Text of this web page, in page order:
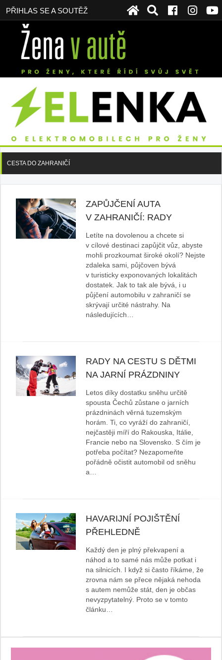
PŘIHLAS SE A SOUTĚŽ
CESTA DO ZAHRANIČÍ
ZAPŮJČENÍ AUTA
V ZAHRANIČÍ: RADY
Letíte na dovolenou a chcete si
v cílové destinaci zapůjčit vůz, abyste
mohli prozkoumat široké okolí? Nejste
zdaleka sami, půjčoven bývá
v turisticky exponovaných lokalitách
dostatek. Jak to tak ale bývá, i u
půjčení automobilu v zahraničí se
skrývají určité nástrahy. Na
následujících…
RADY NA CESTU S DĚTMI
NA JARNÍ PRÁZDNINY
Letos díky dostatku sněhu určitě
spousta Čechů zůstane o jarních
prázdninách věrná tuzemským
horám. Ti, co vyráží do zahraničí,
nejčastěji míří do Rakouska, Itálie,
Francie nebo na Slovensko. S čím je
potřeba počítat? Nezapomeňte
pořádně očistit automobil od sněhu
a…
HAVARIJNÍ POJIŠTĚNÍ
PŘEHLEDNĚ
Každý den je plný překvapení a
náhod a to samé nás může potkat i
na silnicích. I když si často říkáme, že
zrovna nám se přece nějaká nehoda
s autem nemůže stát, den je občas
nevyzpytatelný. Proto se v tomto
článku…